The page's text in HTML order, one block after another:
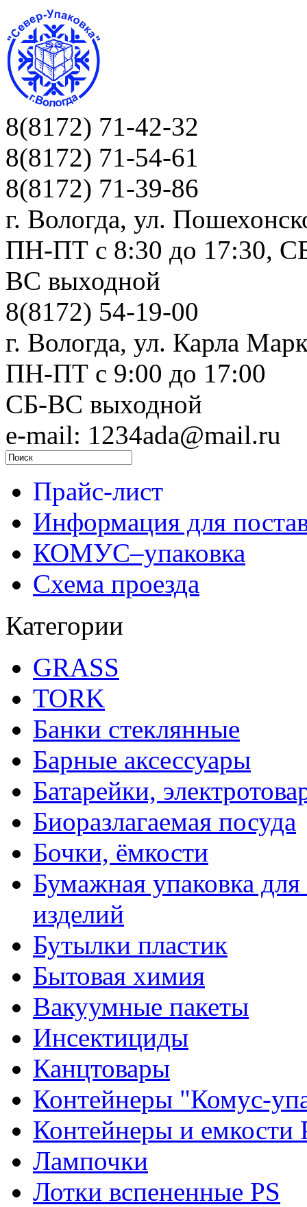
8(8172) 71-42-32
8(8172) 71-54-61
8(8172) 71-39-86
г. Вологда, ул.
ПН-ПТ c 8:30 до 17:30,
ВС выходной
8(8172) 54-19-00
г. Вологда, ул. Карла
ПН-ПТ c 9:00 до 17:00
СБ-ВС выходной
e-mail: 1234ada@mail.ru
Прайс-лист
Информация для
КОМУС–упаковка
Схема проезда
Категории
GRASS
TORK
Банки стеклянные
Барные аксессуары
Батарейки,
Биоразлагаемая посуда
Бочки, ёмкости
Бумажная упаковка
изделий
Бутылки пластик
Бытовая химия
Вакуумные пакеты
Инсектициды
Канцтовары
Контейнеры "Комус-
Контейнеры и емкости
Лампочки
Лотки вспененные PS